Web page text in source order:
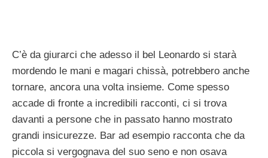
C’è da giurarci che adesso il bel Leonardo si starà
mordendo le mani e magari chissà, potrebbero anche
tornare, ancora una volta insieme. Come spesso
accade di fronte a incredibili racconti, ci si trova
davanti a persone che in passato hanno mostrato
grandi insicurezze. Bar ad esempio racconta che da
piccola si vergognava del suo seno e non osava